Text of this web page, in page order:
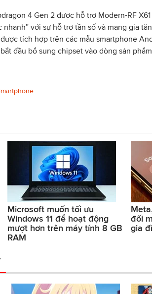
4 Gen 2 được hỗ trợ Modern-RF
nhanh” với sự hỗ trợ tần số và mạng gia
tích hợp trên các mẫu smartphone
đầu bổ sung chipset vào dòng sản
Microsoft muốn tối ưu
Windows 11 để hoạt động
mượt hơn trên máy tính 8 GB
RAM
đối
gia